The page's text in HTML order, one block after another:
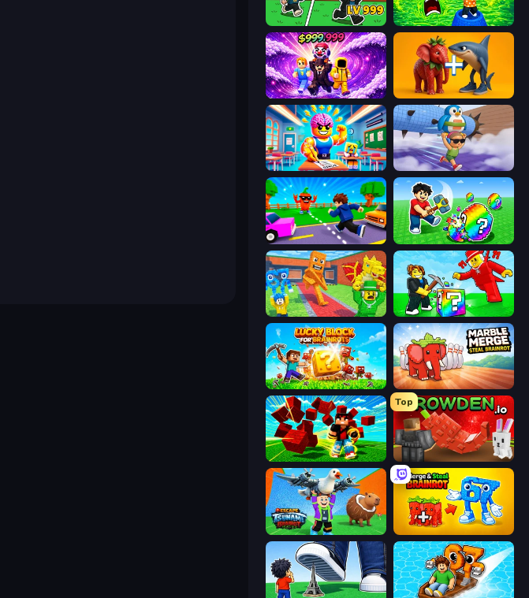
Brainrot Arena Online Save Memerots: Acid Lava lake
Obby - BrainWave
Obby: Dumb or Genius IQ Test BrainZombie Log Escape
Robby: Cross the Road for Brainrot Break a Lucky Egg Brainrots
Catch Brainrots From Bosses
Lucky Blocks for Brainrots Marble Merge: Steal Brainrot Game
Robby Superhero
Top
Grow A Garden | Growden.io
Escape Tsunami Brainrot Merge & Steal Brainrot